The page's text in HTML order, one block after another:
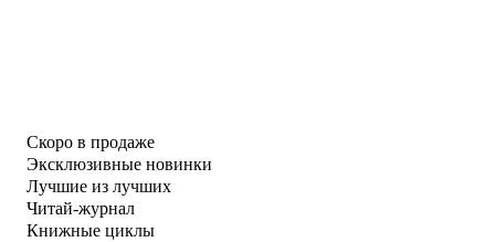
Скоро в продаже
Эксклюзивные новинки
Лучшие из лучших
Читай-журнал
Книжные циклы